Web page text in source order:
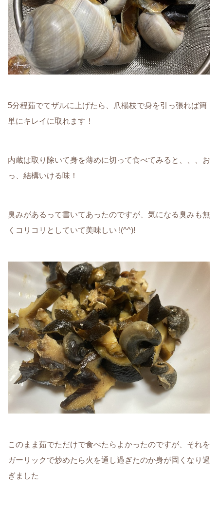
5分程茹でてザルに上げたら、爪楊枝で身を引っ張れば簡
単にキレイに取れます！
内蔵は取り除いて身を薄めに切って食べてみると、、、お
っ、結構いける味！
臭みがあるって書いてあったのですが、気になる臭みも無
くコリコリとしていて美味しい !(^^)!
このまま茹でただけで食べたらよかったのですが、それを
ガーリックで炒めたら火を通し過ぎたのか身が固くなり過
ぎました